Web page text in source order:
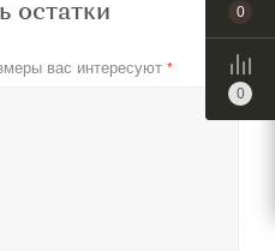
остатки
вас интересуют *
0
0